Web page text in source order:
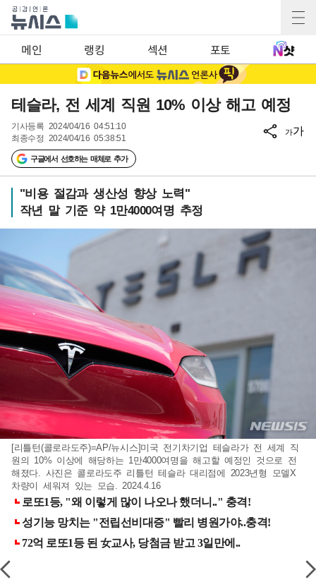
메인 랭킹 섹션 포토
테슬라, 전 세계 직원 10% 이상 해고 예정
기사등록 2024/04/16 04:51:10
최종수정 2024/04/16 05:38:51
구글에서 선호하는 매체로 추가
가가
"비용 절감과 생산성 향상 노력"
작년 말 기준 약 1만4000여명 추정
[리틀턴(콜로라도주)=AP/뉴시스]미국 전기차기업 테슬라가 전 세계 직
원의 10% 이상에 해당하는 1만4000여명을 해고할 예정인 것으로 전
해졌다. 사진은 콜로라도주 리틀턴 테슬라 대리점에 2023년형 모델X
차량이 세워져 있는 모습. 2024.4.16